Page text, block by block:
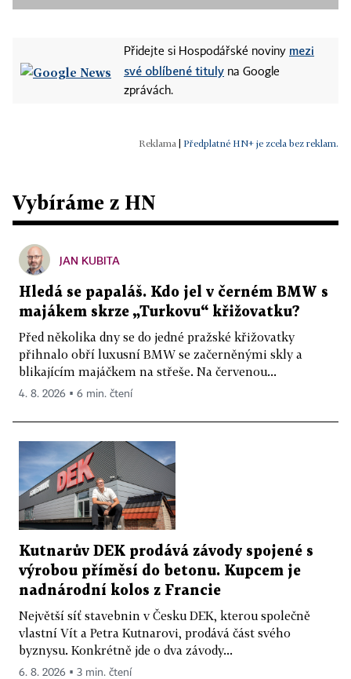
Přidejte si Hospodářské noviny mezi
své oblíbené tituly na Google
zprávách.
Předplatné HN+ je zcela bez reklam.
Vybíráme z HN
JAN KUBITA
Hledá se papaláš. Kdo jel v černém BMW s
majákem skrze „Turkovu“ křižovatku?
Před několika dny se do jedné pražské křižovatky
přihnalo obří luxusní BMW se začerněnými skly a
blikajícím majáčkem na střeše. Na červenou...
4. 8. 2026 ▪ 6 min. čtení
Kutnarův DEK prodává závody spojené s
výrobou příměsí do betonu. Kupcem je
nadnárodní kolos z Francie
Největší síť stavebnin v Česku DEK, kterou společně
vlastní Vít a Petra Kutnarovi, prodává část svého
byznysu. Konkrétně jde o dva závody...
6. 8. 2026 ▪ 3 min. čtení